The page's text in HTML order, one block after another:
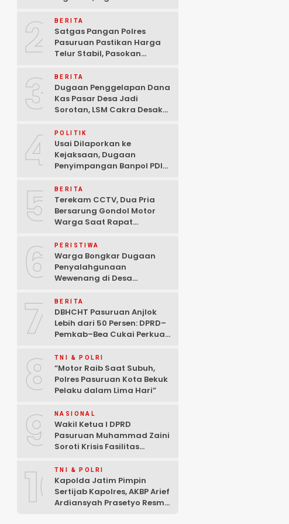
Pasuruan
2 BERITA
Satgas Pangan Polres
Pasuruan Pastikan Harga
Telur Stabil, Pasokan
Kekhawatiran Fluktuasi
3 BERITA
Dugaan Penggelapan Dana
Kas Pasar Desa Jadi
Sorotan, LSM Cakra Desak
4 POLITIK
Usai Dilaporkan ke
Kejaksaan, Dugaan
Penyimpangan Banpol PDIP
Tuntas “6 Eks Ketua PAC
Cabut Laporan”
5 BERITA
Terekam CCTV, Dua Pria
Bersarung Gondol Motor
Warga Saat Rapat
6 PERISTIWA
Warga Bongkar Dugaan
Penyalahgunaan
Wewenang di Desa
Mencuat
7 BERITA
DBHCHT Pasuruan Anjlok
Lebih dari 50 Persen: DPRD–
Pemkab–Bea Cukai Perkuat
Rokok Ilegal
8 TNI & POLRI
‎”Motor Raib Saat Subuh,
Polres Pasuruan Kota Bekuk
Pelaku dalam Lima Hari” ‎
9 NASIONAL
Wakil Ketua I DPRD
Pasuruan Muhammad Zaini
Soroti Krisis Fasilitas
Anggaran
10TNI & POLRI
Kapolda Jatim Pimpin
Sertijab Kapolres, AKBP Arief
Ardiansyah Prasetyo Resmi